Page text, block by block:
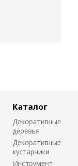
Каталог
Декоративные
деревья
Декоративные
кустарники
Инструмент